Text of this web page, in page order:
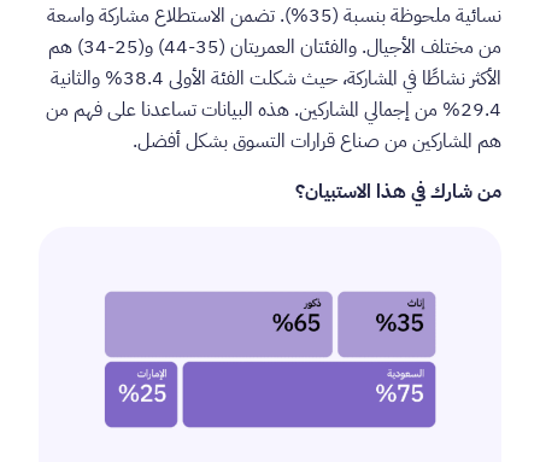
نسائية ملحوظة بنسبة (35%). تضمن الاستطلاع مشاركة واسعة
من مختلف الأجيال. والفئتان العمريتان (35-44) و(25-34) هم
الأكثر نشاطًا في المشاركة، حيث شكلت الفئة الأولى 38.4% والثانية
29.4% من إجمالي المشاركين. هذه البيانات تساعدنا على فهم من
هم المشاركين من صناع قرارات التسوق بشكل أفضل.
من شارك في هذا الاستبيان؟